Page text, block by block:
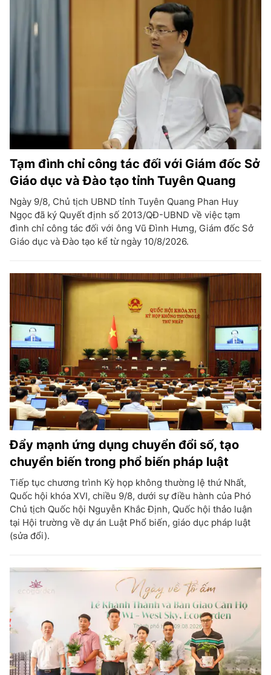
Tạm đình chỉ công tác đối với Giám đốc Sở
Giáo dục và Đào tạo tỉnh Tuyên Quang
Ngày 9/8, Chủ tịch UBND tỉnh Tuyên Quang Phan Huy
Ngọc đã ký Quyết định số 2013/QĐ-UBND về việc tạm
đình chỉ công tác đối với ông Vũ Đình Hưng, Giám đốc Sở
Giáo dục và Đào tạo kể từ ngày 10/8/2026.
Đẩy mạnh ứng dụng chuyển đổi số, tạo
chuyển biến trong phổ biến pháp luật
Tiếp tục chương trình Kỳ họp không thường lệ thứ Nhất,
Quốc hội khóa XVI, chiều 9/8, dưới sự điều hành của Phó
Chủ tịch Quốc hội Nguyễn Khắc Định, Quốc hội thảo luận
tại Hội trường về dự án Luật Phổ biến, giáo dục pháp luật
(sửa đổi).